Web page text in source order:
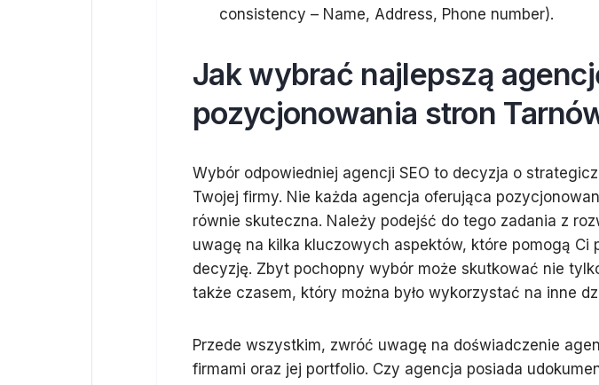
consistency – Name, Address, Phone number).
Jak wybrać najlepszą
pozycjonowania stron
Wybór odpowiedniej agencji SEO to decyzja o
Twojej firmy. Nie każda agencja oferująca
równie skuteczna. Należy podejść do tego zadania z
uwagę na kilka kluczowych aspektów, które pomogą Ci
decyzję. Zbyt pochopny wybór może skutkować nie
także czasem, który można było wykorzystać na inne
Przede wszystkim, zwróć uwagę na doświadczenie
firmami oraz jej portfolio. Czy agencja posiada